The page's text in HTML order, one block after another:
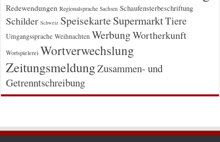
Redewendungen Regionalsprache Sachsen Schaufensterbeschriftung
Schilder Schweiz Speisekarte SupermarktTiere
Umgangssprache Weihnachten WerbungWortherkunft
Wortspielerei Wortverwechslung
ZeitungsmeldungZusammen- und
Getrenntschreibung